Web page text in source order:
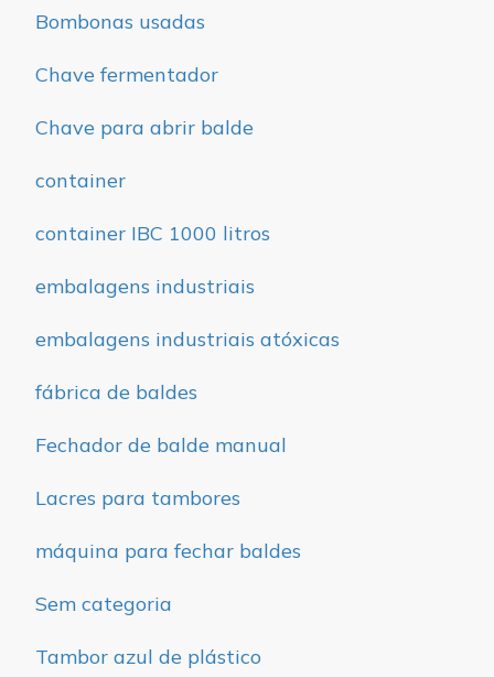
Bombonas usadas
Chave fermentador
Chave para abrir balde
container
container IBC 1000 litros
embalagens industriais
embalagens industriais atóxicas
fábrica de baldes
Fechador de balde manual
Lacres para tambores
máquina para fechar baldes
Sem categoria
Tambor azul de plástico